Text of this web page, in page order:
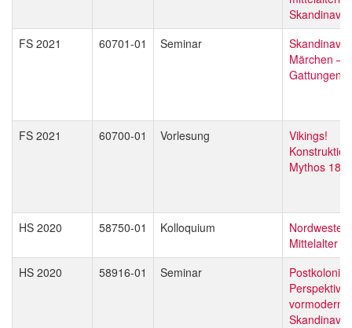
FS 2021
60701-01 Seminar
Märchen –
Gattungen,
FS 2021 60700-01 Vorlesung
Vikings!
Mythos
HS 2020 58750-01 Kolloquium
Mittelalter
HS 2020
58916-01 Seminar